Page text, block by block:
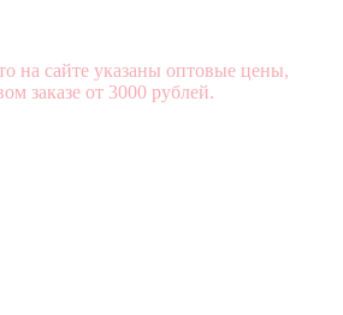
на сайте указаны оптовые цены,
заказе от 3000 рублей.